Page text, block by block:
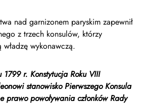
nad garnizonem paryskim zapewnił
z trzech konsulów, którzy
wykonawczą.
r. Konstytucja Roku VIII
stanowisko Pierwszego Konsula
prawo powoływania członków Rady